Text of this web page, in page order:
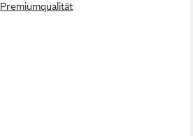
Premiumqualität